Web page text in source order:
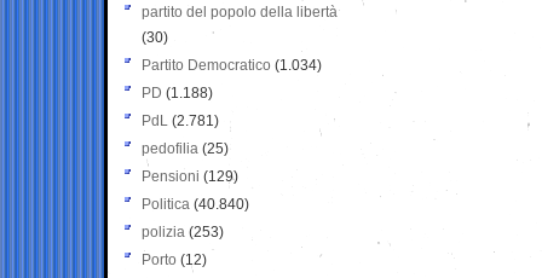
partito del popolo della libertà
(30)
Partito Democratico (1.034)
PD (1.188)
PdL (2.781)
pedofilia (25)
Pensioni (129)
Politica (40.840)
polizia (253)
Porto (12)